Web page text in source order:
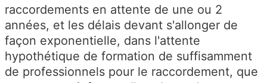
raccordements en attente de une ou 2
années, et les délais devant s'allonger de
façon exponentielle, dans l'attente
hypothétique de formation de suffisamment
de professionnels pour le raccordement, que